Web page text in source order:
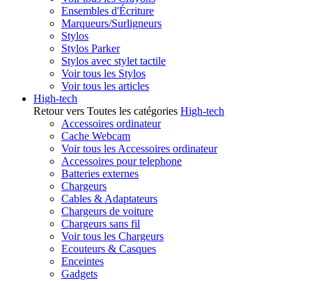
Ensembles d'Écriture
Marqueurs/Surligneurs
Stylos
Stylos Parker
Stylos avec stylet tactile
Voir tous les Stylos
Voir tous les articles
High-tech
Retour vers Toutes les catégories High-tech
Accessoires ordinateur
Cache Webcam
Voir tous les Accessoires ordinateur
Accessoires pour telephone
Batteries externes
Chargeurs
Cables & Adaptateurs
Chargeurs de voiture
Chargeurs sans fil
Voir tous les Chargeurs
Ecouteurs & Casques
Enceintes
Gadgets